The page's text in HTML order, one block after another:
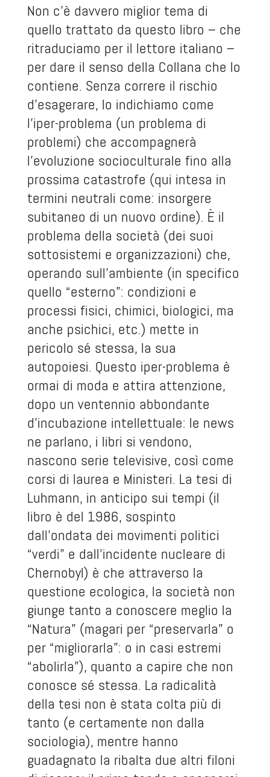
Non c’è davvero miglior tema di
quello trattato da questo libro – che
ritraduciamo per il lettore italiano –
per dare il senso della Collana che lo
contiene. Senza correre il rischio
d’esagerare, lo indichiamo come
l’iper-problema (un problema di
problemi) che accompagnerà
l’evoluzione socioculturale fino alla
prossima catastrofe (qui intesa in
termini neutrali come: insorgere
subitaneo di un nuovo ordine). È il
problema della società (dei suoi
sottosistemi e organizzazioni) che,
operando sull’ambiente (in specifico
quello “esterno”: condizioni e
processi fisici, chimici, biologici, ma
anche psichici, etc.) mette in
pericolo sé stessa, la sua
autopoiesi. Questo iper-problema è
ormai di moda e attira attenzione,
dopo un ventennio abbondante
d’incubazione intellettuale: le news
ne parlano, i libri si vendono,
nascono serie televisive, così come
corsi di laurea e Ministeri. La tesi di
Luhmann, in anticipo sui tempi (il
libro è del 1986, sospinto
dall’ondata dei movimenti politici
“verdi” e dall’incidente nucleare di
Chernobyl) è che attraverso la
questione ecologica, la società non
giunge tanto a conoscere meglio la
“Natura” (magari per “preservarla” o
per “migliorarla”: o in casi estremi
“abolirla”), quanto a capire che non
conosce sé stessa. La radicalità
della tesi non è stata colta più di
tanto (e certamente non dalla
sociologia), mentre hanno
guadagnato la ribalta due altri filoni